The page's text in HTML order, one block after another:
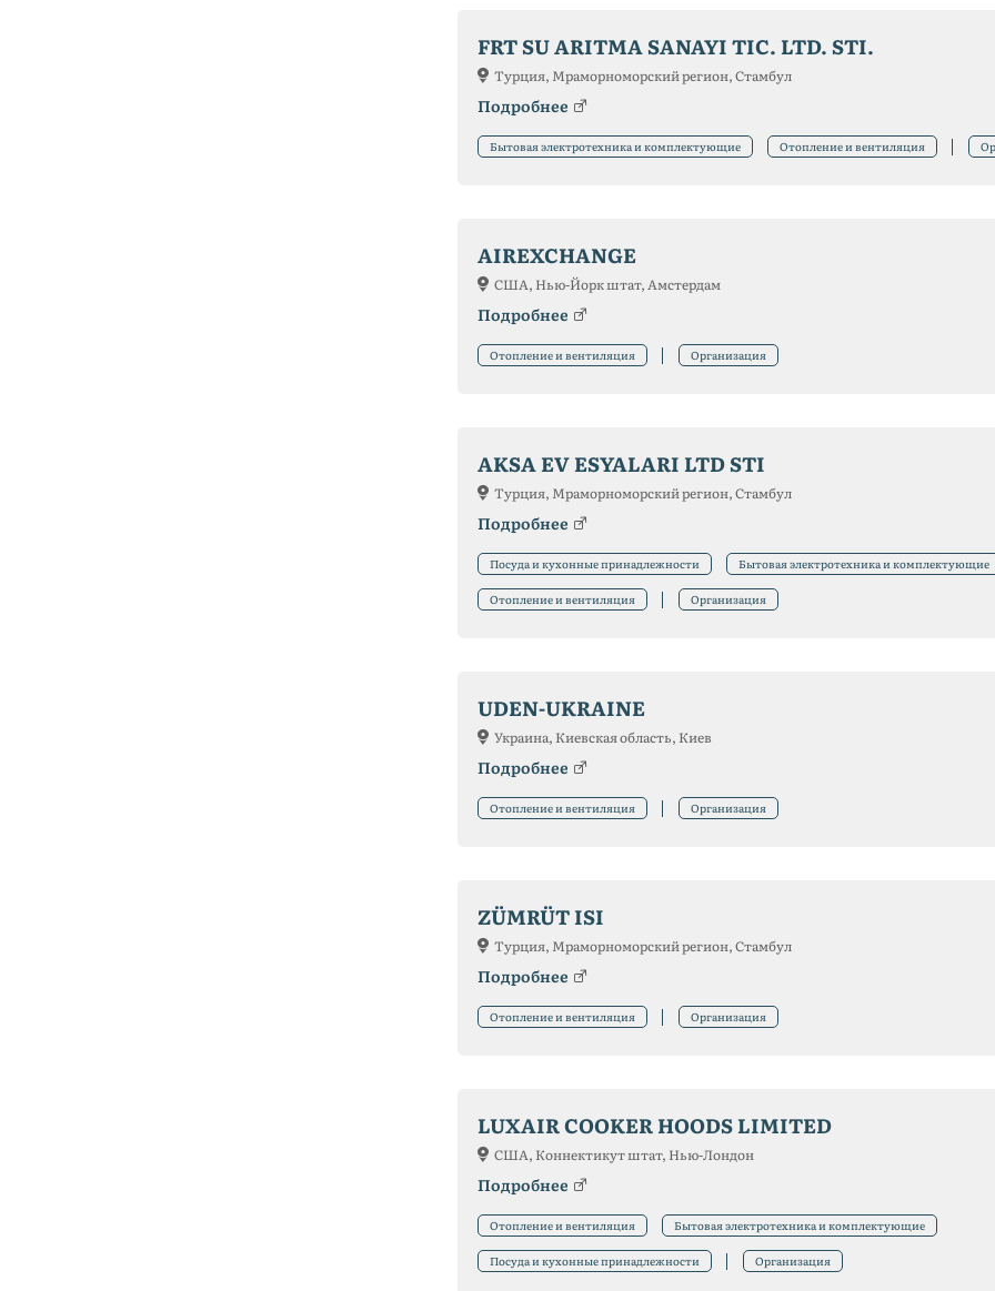
FRT SU ARITMA SANAYI TIC. LTD. STI.
Турция, Мраморноморский регион, Стамбул
Подробнее
Бытовая электротехника и комплектующие Отопление и вентиляция
AIREXCHANGE
США, Нью-Йорк штат, Амстердам
Подробнее
Отопление и вентиляция Организация
AKSA EV ESYALARI LTD STI
Турция, Мраморноморский регион, Стамбул
Подробнее
Посуда и кухонные принадлежности Бытовая электротехника и комплектующие
Отопление и вентиляция Организация
UDEN-UKRAINE
Украина, Киевская область, Киев
Подробнее
Отопление и вентиляция Организация
ZÜMRÜT ISI
Турция, Мраморноморский регион, Стамбул
Подробнее
Отопление и вентиляция Организация
LUXAIR COOKER HOODS LIMITED
США, Коннектикут штат, Нью-Лондон
Подробнее
Отопление и вентиляция Бытовая электротехника и комплектующие
Посуда и кухонные принадлежности Организация